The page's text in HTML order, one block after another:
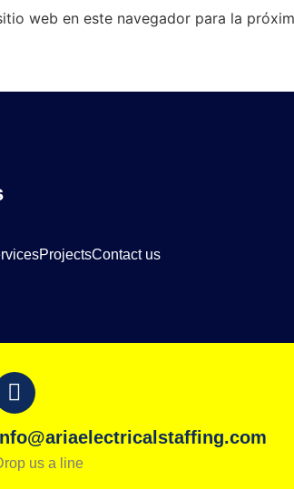
web en este navegador para la
ProjectsContact us
us a line